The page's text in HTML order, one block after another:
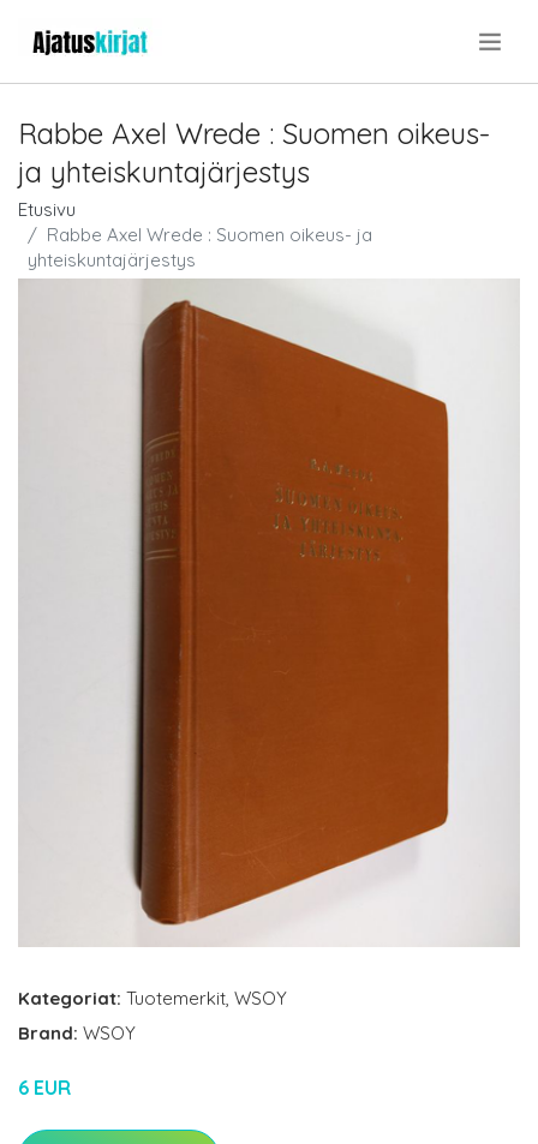
Rabbe Axel Wrede : Suomen oikeus-
ja yhteiskuntajärjestys
Etusivu
Rabbe Axel Wrede : Suomen oikeus- ja
yhteiskuntajärjestys
Kategoriat: Tuotemerkit, WSOY
Brand: WSOY
6 EUR